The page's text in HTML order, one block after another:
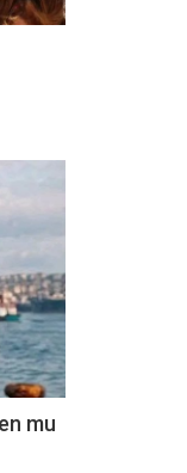
mu